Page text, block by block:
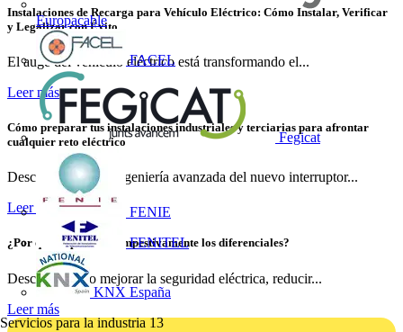
Europacable
FACEL
Fegicat
FENIE
FENITEL
KNX España
Servicios para la industria 13
Instalaciones de Recarga para Vehículo Eléctrico: Cómo Instalar, Verificar
y Legalizar con Éxito
El auge del vehículo eléctrico está transformando el...
Leer más
Cómo preparar tus instalaciones industriales y terciarias para afrontar
cualquier reto eléctrico
Descubre cómo la ingeniería avanzada del nuevo interruptor...
Leer más
¿Por qué disparan intempestivamente los diferenciales?
Descubre cómo mejorar la seguridad eléctrica, reducir...
Leer más